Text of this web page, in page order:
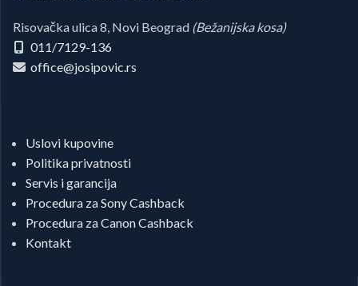
Risovačka ulica 8, Novi Beograd (Bežanijska kosa)
011/7129-136
office@josipovic.rs
Uslovi kupovine
Politika privatnosti
Servis i garancija
Procedura za Sony Cashback
Procedura za Canon Cashback
Kontakt